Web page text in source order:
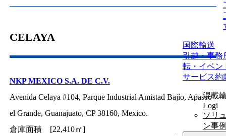
国際輸送
引越・事務
転・イベン
サービス約
混載
Logi
ソリ
ン事
CELAYA
NKP MEXICO S.A. DE C.V.
Avenida Celaya #104, Parque Industrial Amistad Bajío, Apaseo
el Grande, Guanajuato, CP 38160, Mexico.
倉庫面積 [22,410㎡]